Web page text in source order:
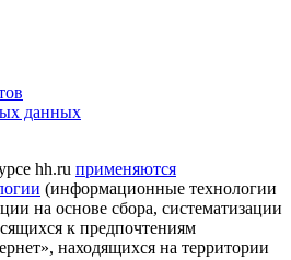
данных
hh.ru применяются
(информационные технологии
на основе сбора, систематизации
к предпочтениям
находящихся на территории